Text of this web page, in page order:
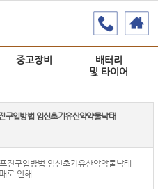
중고장비
배터리
및 타이어
구입방법 임신초기유산약약물낙태
진구입방법 임신초기유산약약물낙태
로 인해